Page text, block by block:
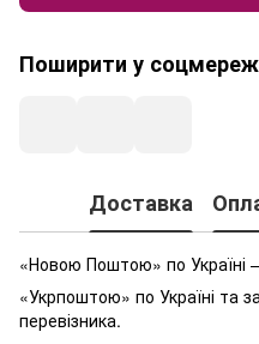
Поширити у
Доставка
«Новою Поштою» по Україні
«Укрпоштою» по Україні та
перевізника.